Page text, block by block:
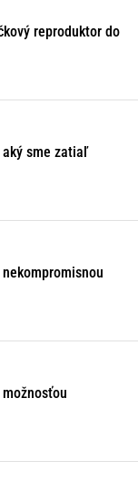
reproduktor do
aký sme zatiaľ